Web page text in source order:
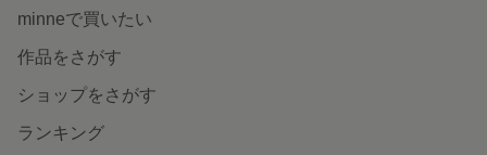
minneで買いたい
作品をさがす
ショップをさがす
ランキング